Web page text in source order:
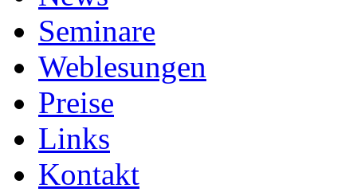
Seminare
Weblesungen
Preise
Links
Kontakt